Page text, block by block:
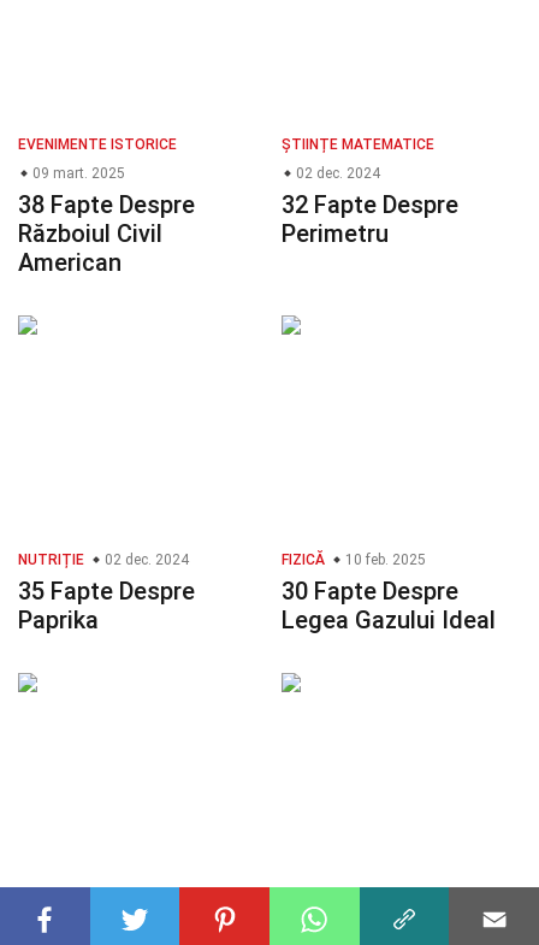
EVENIMENTE ISTORICE
09 mart. 2025
38 Fapte Despre
Războiul Civil
American
ȘTIINȚE MATEMATICE
02 dec. 2024
32 Fapte Despre
Perimetru
NUTRIȚIE 02 dec. 2024
35 Fapte Despre
Paprika
FIZICĂ 10 feb. 2025
30 Fapte Despre
Legea Gazului Ideal
TEHNOLOGIE 02 dec. 2024 CELEBRITATE 10 apr. 2025